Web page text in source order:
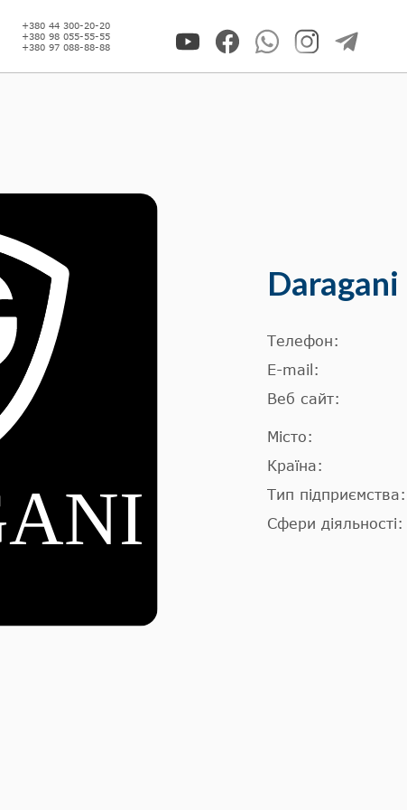
+380 44 300-20-20
+380 98 055-55-55
+380 97 088-88-88
Daragani
Телефон:
E-mail:
Веб сайт:
Місто:
Країна:
Тип підприємства:
Сфери діяльності: